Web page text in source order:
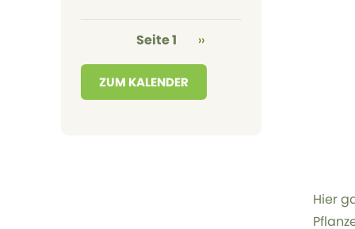
Seitennummerierung
Seite 1 Nächste Seite
››
ZUM KALENDER
Hier